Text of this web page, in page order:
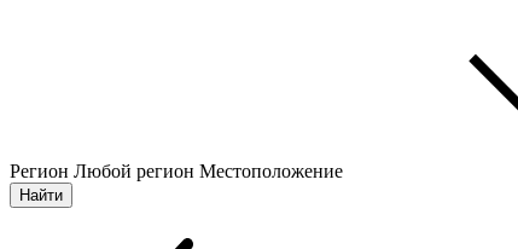
Регион Любой регион Местоположение